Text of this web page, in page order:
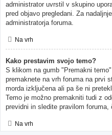
administrator uvrstil v skupino
pred objavo pregledani. Za
administratorja foruma.
Na vrh
Kako prestavim svojo temo?
S klikom na gumb "Premakni
premaknete na vrh foruma na prvi
morda izključena ali pa še ni
Temo je možno premakniti tudi z
previdni in sledite pravilom foruma,
Na vrh